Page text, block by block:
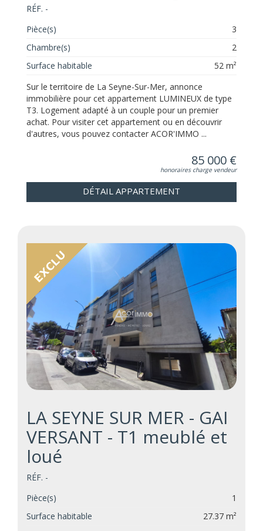
RÉF. -
Pièce(s)
3
Chambre(s)
2
Surface habitable
52 m²
Sur le territoire de La Seyne-Sur-Mer, annonce
immobilière pour cet appartement LUMINEUX de type
T3. Logement adapté à un couple pour un premier
achat. Pour visiter cet appartement ou en découvrir
d'autres, vous pouvez contacter ACOR'IMMO ...
85 000 €
honoraires charge vendeur
DÉTAIL APPARTEMENT
LA SEYNE SUR MER - GAI
VERSANT - T1 meublé et
loué
RÉF. -
Pièce(s)
1
Surface habitable
27.37 m²